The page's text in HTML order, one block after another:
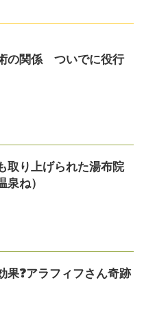
の関係 ついでに役行
取り上げられた湯布院
泉ね）
果❓アラフィフさん奇跡